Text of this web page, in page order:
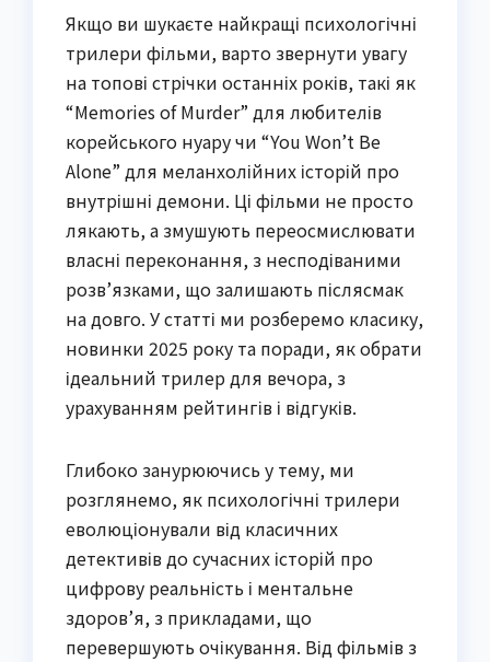
Якщо ви шукаєте найкращі психологічні
трилери фільми, варто звернути увагу
на топові стрічки останніх років, такі як
“Memories of Murder” для любителів
корейського нуару чи “You Won’t Be
Alone” для меланхолійних історій про
внутрішні демони. Ці фільми не просто
лякають, а змушують переосмислювати
власні переконання, з несподіваними
розв’язками, що залишають післясмак
на довго. У статті ми розберемо класику,
новинки 2025 року та поради, як обрати
ідеальний трилер для вечора, з
урахуванням рейтингів і відгуків.
Глибоко занурюючись у тему, ми
розглянемо, як психологічні трилери
еволюціонували від класичних
детективів до сучасних історій про
цифрову реальність і ментальне
здоров’я, з прикладами, що
перевершують очікування. Від фільмів з